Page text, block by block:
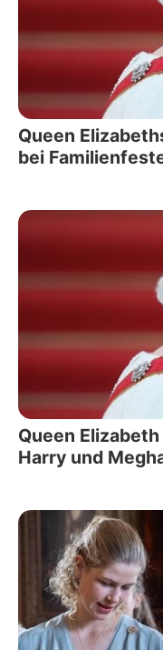
Queen
bei
Queen
Harry und